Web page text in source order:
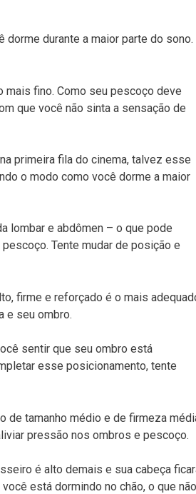
durante a maior parte do sono.
mais fino. Como seu pescoço deve
que você não sinta a sensação de
primeira fila do cinema, talvez esse
o modo como você dorme a maior
lombar e abdômen – o que pode
Tente mudar de posição e
firme e reforçado é o mais
e seu ombro.
sentir que seu ombro está
esse posicionamento, tente
de tamanho médio e de firmeza
pressão nos ombros e pescoço.
é alto demais e sua cabeça
está dormindo no chão, o que não